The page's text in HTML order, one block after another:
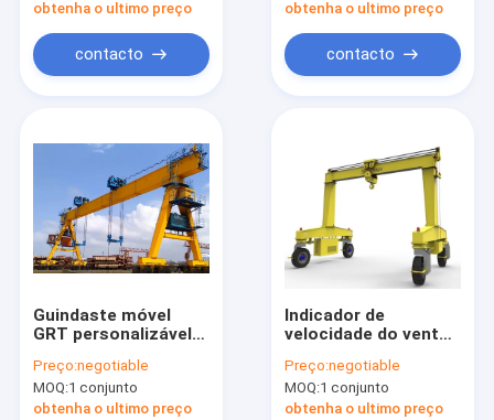
obtenha o ultimo preço
contacto
RTG montou
obtenha o ultimo preço
contacto
Guindaste móvel
GRT personalizável
de carga para
aplicações de carga
pesada
Preço:negotiable
MOQ:1 conjunto
obtenha o ultimo preço
Indicador de
velocidade do vento
ancoragem do tufão
para operação
segura
Preço:negotiable
MOQ:1 conjunto
obtenha o ultimo preço